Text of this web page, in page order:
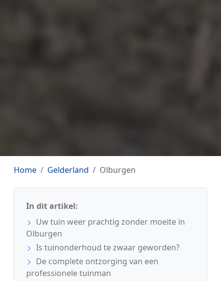
Home Gelderland Olburgen
In dit artikel:
Uw tuin weer prachtig zonder moeite in
Olburgen
Is tuinonderhoud te zwaar geworden?
De complete ontzorging van een
professionele tuinman